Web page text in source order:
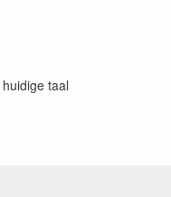
taal